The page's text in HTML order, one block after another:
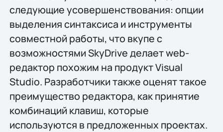
следующие усовершенствования: опции
выделения синтаксиса и инструменты
совместной работы, что вкупе с
возможностями SkyDrive делает web-
редактор похожим на продукт Visual
Studio. Разработчики также оценят такое
преимущество редактора, как принятие
комбинаций клавиш, которые
используются в предложенных проектах.